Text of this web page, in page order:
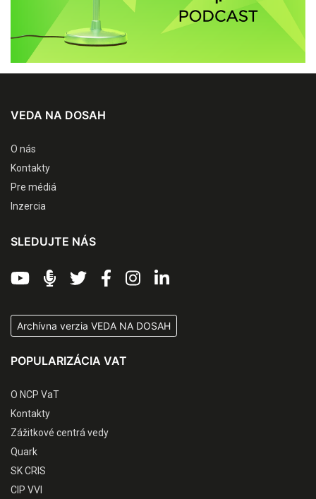
VEDA NA DOSAH
O nás
Kontakty
Pre médiá
Inzercia
SLEDUJTE NÁS
Archívna verzia VEDA NA DOSAH
POPULARIZÁCIA VAT
O NCP VaT
Kontakty
Zážitkové centrá vedy
Quark
SK CRIS
CIP VVI